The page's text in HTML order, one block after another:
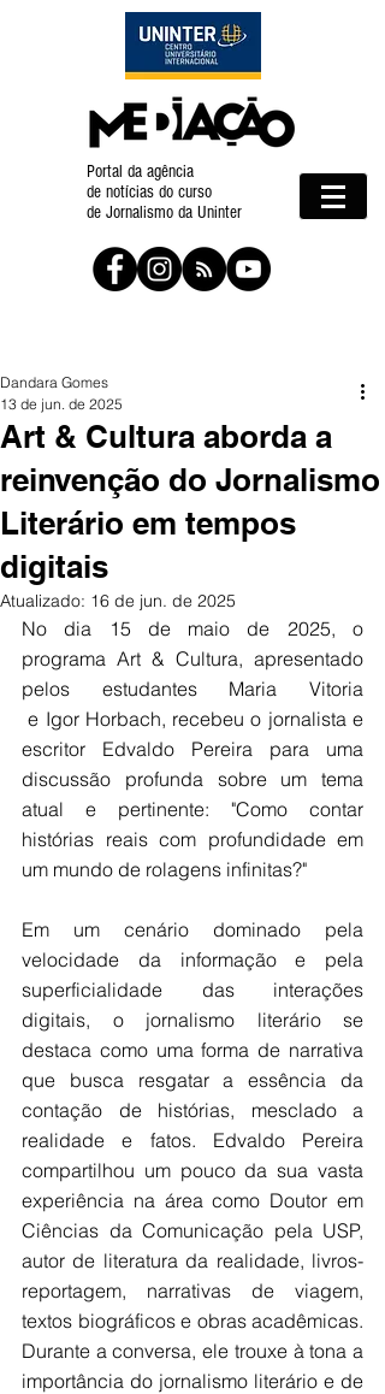
Portal da agência
de notícias do curso
de Jornalismo da Uninter
Art & Cultura aborda a
reinvenção do Jornalismo
Literário em tempos
digitais
Dandara Gomes
13 de jun. de 2025
Atualizado: 16 de jun. de 2025
No dia 15 de maio de 2025, o
programa Art & Cultura, apresentado
pelos estudantes Maria Vitoria
e Igor Horbach, recebeu o jornalista e
escritor Edvaldo Pereira para uma
discussão profunda sobre um tema
atual e pertinente: "Como contar
histórias reais com profundidade em
um mundo de rolagens infinitas?"
Em um cenário dominado pela
velocidade da informação e pela
superficialidade das interações
digitais, o jornalismo literário se
destaca como uma forma de narrativa
que busca resgatar a essência da
contação de histórias, mesclado a
realidade e fatos. Edvaldo Pereira
compartilhou um pouco da sua vasta
experiência na área como Doutor em
Ciências da Comunicação pela USP,
autor de literatura da realidade, livros-
reportagem, narrativas de viagem,
textos biográficos e obras acadêmicas.
Durante a conversa, ele trouxe à tona a
importância do jornalismo literário e de